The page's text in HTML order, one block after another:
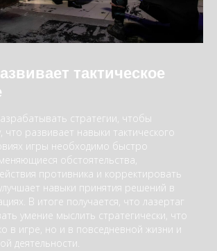
тактическое
стратегии, чтобы
что развивает навыки тактического
игры необходимо быстро
обстоятельства,
противника и корректировать
навыки принятия решений в
В итоге получается, что лазертаг
умение мыслить стратегически, что
в игре, но и в повседневной жизни и
деятельности.